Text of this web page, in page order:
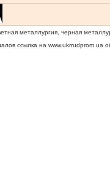
металлургия, черная
ссылка на www.ukrrudprom.ua